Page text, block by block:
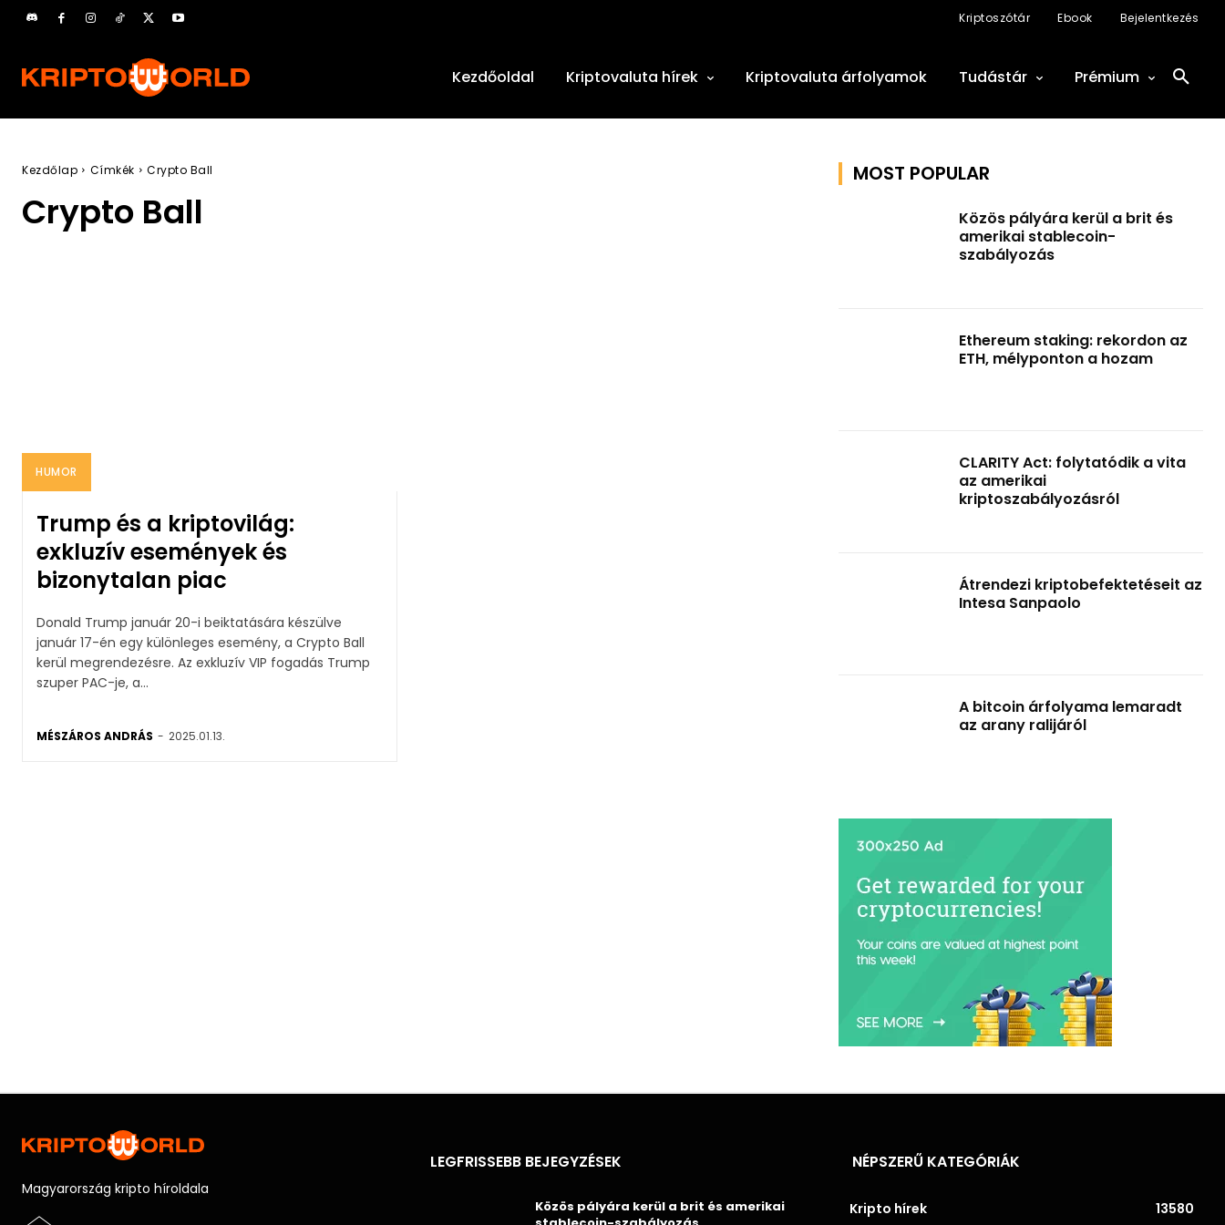
Kriptoszótár Ebook Bejelentkezés
Kezdőoldal Kriptovaluta hírek Kriptovaluta árfolyamok Tudástár Prémium
Kezdőlap Címkék Crypto Ball
Crypto Ball
HUMOR
Trump és a kriptovilág:
exkluzív események és
bizonytalan piac
Donald Trump január 20-i beiktatására készülve
január 17-én egy különleges esemény, a Crypto Ball
kerül megrendezésre. Az exkluzív VIP fogadás Trump
szuper PAC-je, a...
MÉSZÁROS ANDRÁS - 2025.01.13.
MOST POPULAR
Közös pályára kerül a brit és
amerikai stablecoin-
szabályozás
Ethereum staking: rekordon az
ETH, mélyponton a hozam
CLARITY Act: folytatódik a vita
az amerikai
kriptoszabályozásról
Átrendezi kriptobefektetéseit az
Intesa Sanpaolo
A bitcoin árfolyama lemaradt
az arany ralijáról
Magyarország kripto híroldala
LEGFRISSEBB BEJEGYZÉSEK
Közös pályára kerül a brit és amerikai
NÉPSZERŰ KATEGÓRIÁK
Kripto hírek 13580